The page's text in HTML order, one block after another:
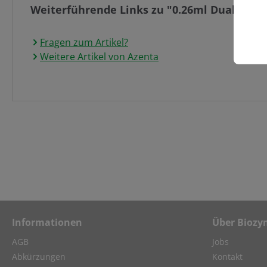
Weiterführende Links zu "0.26ml Dual-
Fragen zum Artikel?
Weitere Artikel von Azenta
Informationen
AGB
Abkürzungen
Über
Jobs
Kontakt